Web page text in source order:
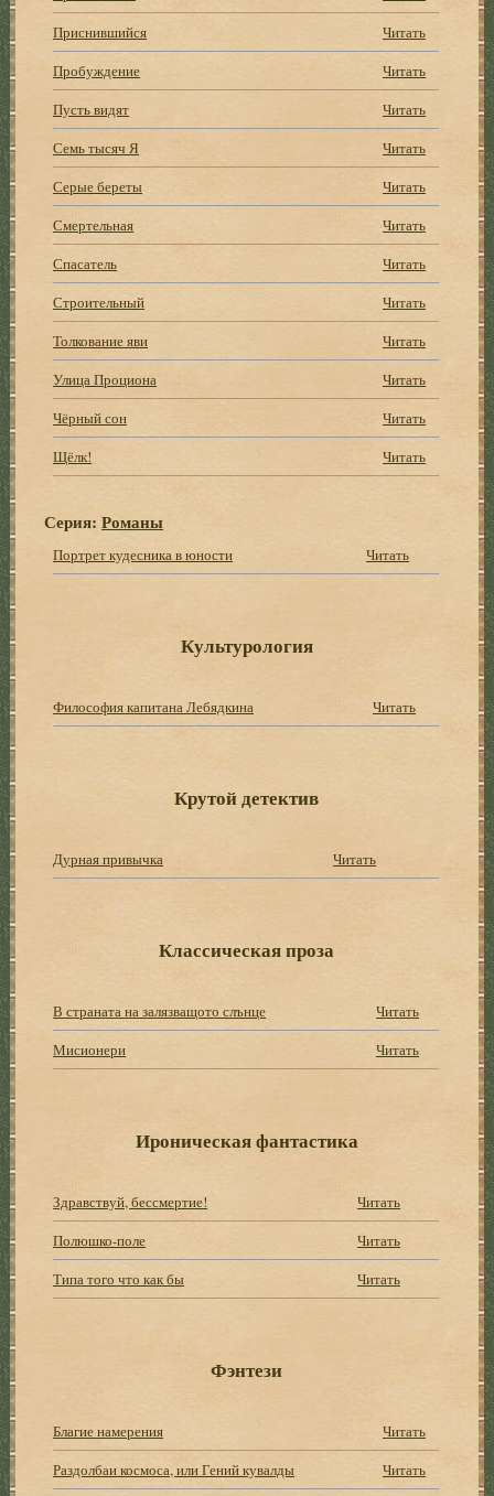
Приснившийся
Читать
Пробуждение
Читать
Пусть видят
Читать
Семь тысяч Я
Читать
Серые береты
Читать
Смертельная
Читать
Спасатель
Читать
Строительный
Читать
Толкование яви
Читать
Улица Проциона
Читать
Чёрный сон
Читать
Щёлк!
Читать
Серия:Романы
Портрет кудесника в юности Читать
Культурология
Философия капитана Лебядкина Читать
Крутой детектив
Дурная привычка Читать
Классическая проза
В страната на залязващото слънце
Читать
Мисионери
Читать
Ироническая фантастика
Здравствуй, бессмертие!
Читать
Полюшко-поле
Читать
Типа того что как бы
Читать
Фэнтези
Благие намерения
Читать
Раздолбаи космоса, или Гений кувалды
Читать